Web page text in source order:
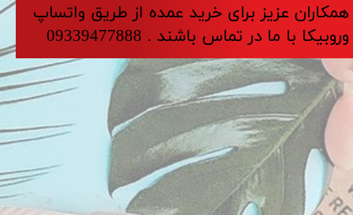
​​​همکاران عزیز برای خرید عمده از طریق واتساپ
وروبیکا با ما در تماس باشند . 09339477888